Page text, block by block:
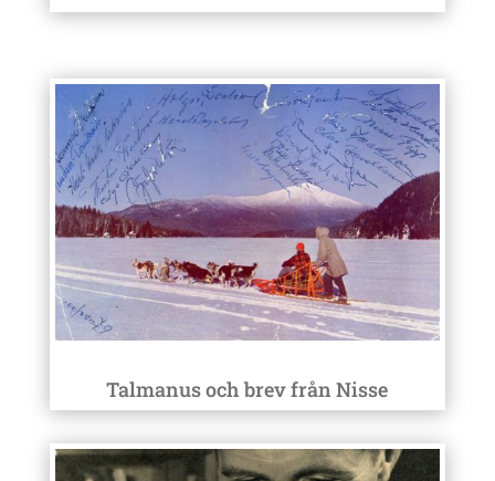
Talmanus och brev från Nisse